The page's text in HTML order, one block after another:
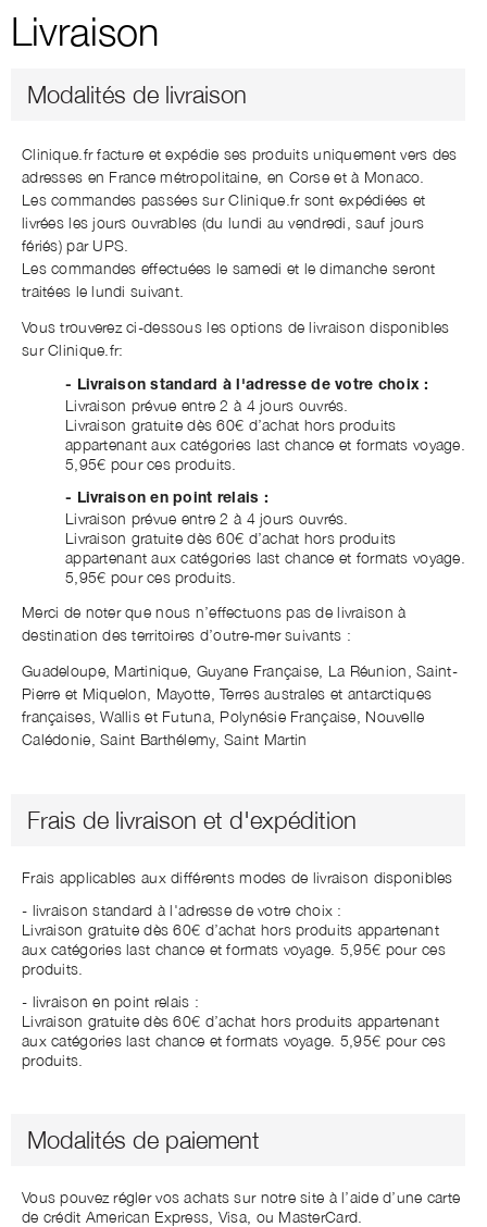
Livraison
Modalités de livraison
Clinique.fr facture et expédie ses produits uniquement vers des
adresses en France métropolitaine, en Corse et à Monaco.
Les commandes passées sur Clinique.fr sont expédiées et
livrées les jours ouvrables (du lundi au vendredi, sauf jours
fériés) par UPS.
Les commandes effectuées le samedi et le dimanche seront
traitées le lundi suivant.
Vous trouverez ci-dessous les options de livraison disponibles
sur Clinique.fr:
- Livraison standard à l'adresse de votre choix :
Livraison prévue entre 2 à 4 jours ouvrés.
Livraison gratuite dès 60€ d’achat hors produits
appartenant aux catégories last chance et formats voyage.
5,95€ pour ces produits.
- Livraison en point relais :
Livraison prévue entre 2 à 4 jours ouvrés.
Livraison gratuite dès 60€ d’achat hors produits
appartenant aux catégories last chance et formats voyage.
5,95€ pour ces produits.
Merci de noter que nous n’effectuons pas de livraison à
destination des territoires d’outre-mer suivants :
Guadeloupe, Martinique, Guyane Française, La Réunion, Saint-
Pierre et Miquelon, Mayotte, Terres australes et antarctiques
françaises, Wallis et Futuna, Polynésie Française, Nouvelle
Calédonie, Saint Barthélemy, Saint Martin
Frais de livraison et d'expédition
Frais applicables aux différents modes de livraison disponibles
- livraison standard à l'adresse de votre choix :
Livraison gratuite dès 60€ d’achat hors produits appartenant
aux catégories last chance et formats voyage. 5,95€ pour ces
produits.
- livraison en point relais :
Livraison gratuite dès 60€ d’achat hors produits appartenant
aux catégories last chance et formats voyage. 5,95€ pour ces
produits.
Modalités de paiement
Vous pouvez régler vos achats sur notre site à l’aide d’une carte
de crédit American Express, Visa, ou MasterCard.